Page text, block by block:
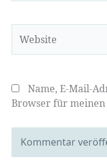
Name, E-Mail-
Browser für